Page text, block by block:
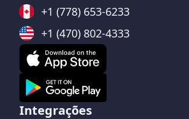
+1 (778) 653-6233
+1 (470) 802-4333
Integrações